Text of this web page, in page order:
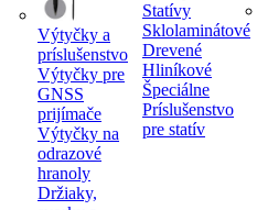
Výtyčky a
príslušenstvo
Výtyčky pre
GNSS
prijímače
Výtyčky na
odrazové
hranoly
Držiaky,
Statívy
Sklolaminátové
Drevené
Hliníkové
Špeciálne
Príslušenstvo
pre statív